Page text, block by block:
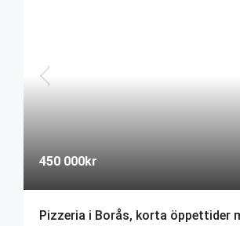
450 000kr
Pizzeria i Borås, korta öppettider